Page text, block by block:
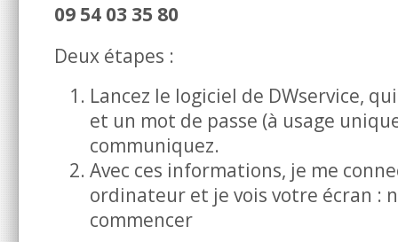
09 54 03 35 80
Deux étapes :
Lancez le logiciel de DWservice,
et un mot de passe (à usage
communiquez.
Avec ces informations, je me
ordinateur et je vois votre écran :
commencer